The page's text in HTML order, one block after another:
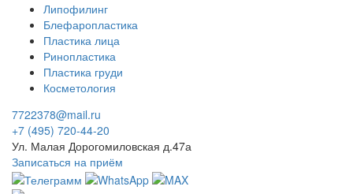
Липофилинг
Блефаропластика
Пластика лица
Ринопластика
Пластика груди
Косметология
7722378@mail.ru
+7 (495) 720-44-20
Ул. Малая Дорогомиловская д.47а
Записаться на приём